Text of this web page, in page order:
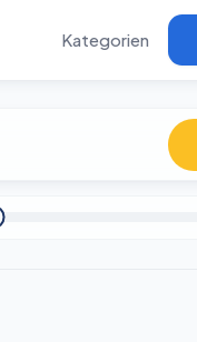
Kategorien